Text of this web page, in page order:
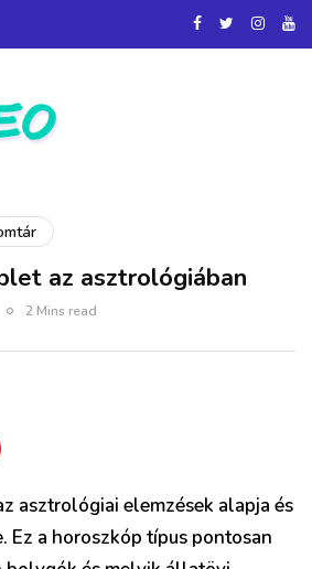
az asztrológiában
2 Mins read
asztrológiai elemzések alapja és
Ez a horoszkóp típus pontosan